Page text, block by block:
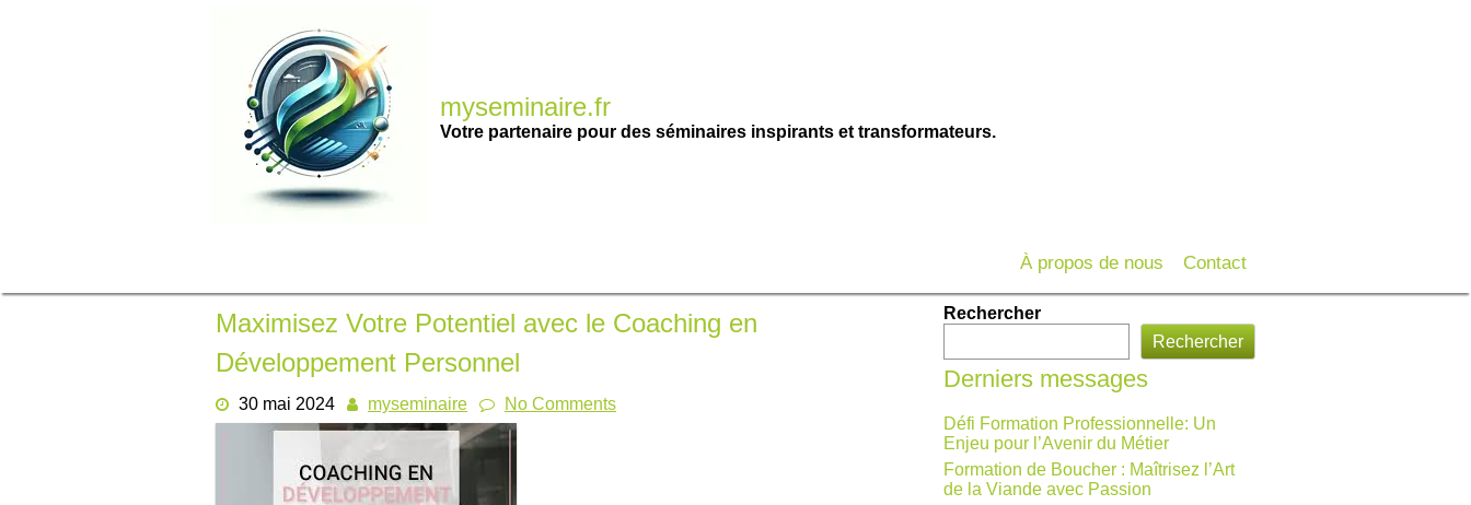
myseminaire.fr
Votre partenaire pour des séminaires inspirants et transformateurs.
À propos de nous Contact
Maximisez Votre Potentiel avec le Coaching en
Développement Personnel
30 mai 2024 myseminaire No Comments
Rechercher
Rechercher
Derniers messages
Défi Formation Professionnelle: Un
Enjeu pour l’Avenir du Métier
Formation de Boucher : Maîtrisez l’Art
de la Viande avec Passion